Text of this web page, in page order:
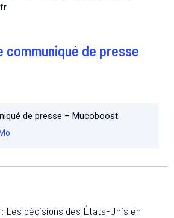
communiqué de presse
de presse – Mucoboost
Les décisions des États-Unis en